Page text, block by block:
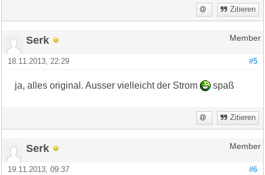
Zitieren
Serk Member
#5
18.11.2013, 22:29
ja, alles original. Ausser vielleicht der Strom spaß
Zitieren
Serk Member
#6
19.11.2013, 09:37